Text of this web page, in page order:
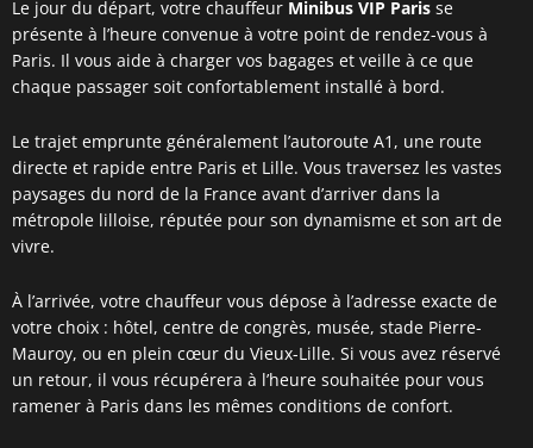
Le jour du départ, votre chauffeur Minibus VIP Paris se
présente à l’heure convenue à votre point de rendez-vous à
Paris. Il vous aide à charger vos bagages et veille à ce que
chaque passager soit confortablement installé à bord.
Le trajet emprunte généralement l’autoroute A1, une route
directe et rapide entre Paris et Lille. Vous traversez les vastes
paysages du nord de la France avant d’arriver dans la
métropole lilloise, réputée pour son dynamisme et son art de
vivre.
À l’arrivée, votre chauffeur vous dépose à l’adresse exacte de
votre choix : hôtel, centre de congrès, musée, stade Pierre-
Mauroy, ou en plein cœur du Vieux-Lille. Si vous avez réservé
un retour, il vous récupérera à l’heure souhaitée pour vous
ramener à Paris dans les mêmes conditions de confort.